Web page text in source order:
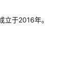
立于2016年。